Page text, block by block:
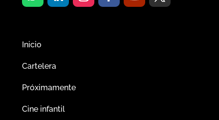
Inicio
Cartelera
Próximamente
Cine infantil